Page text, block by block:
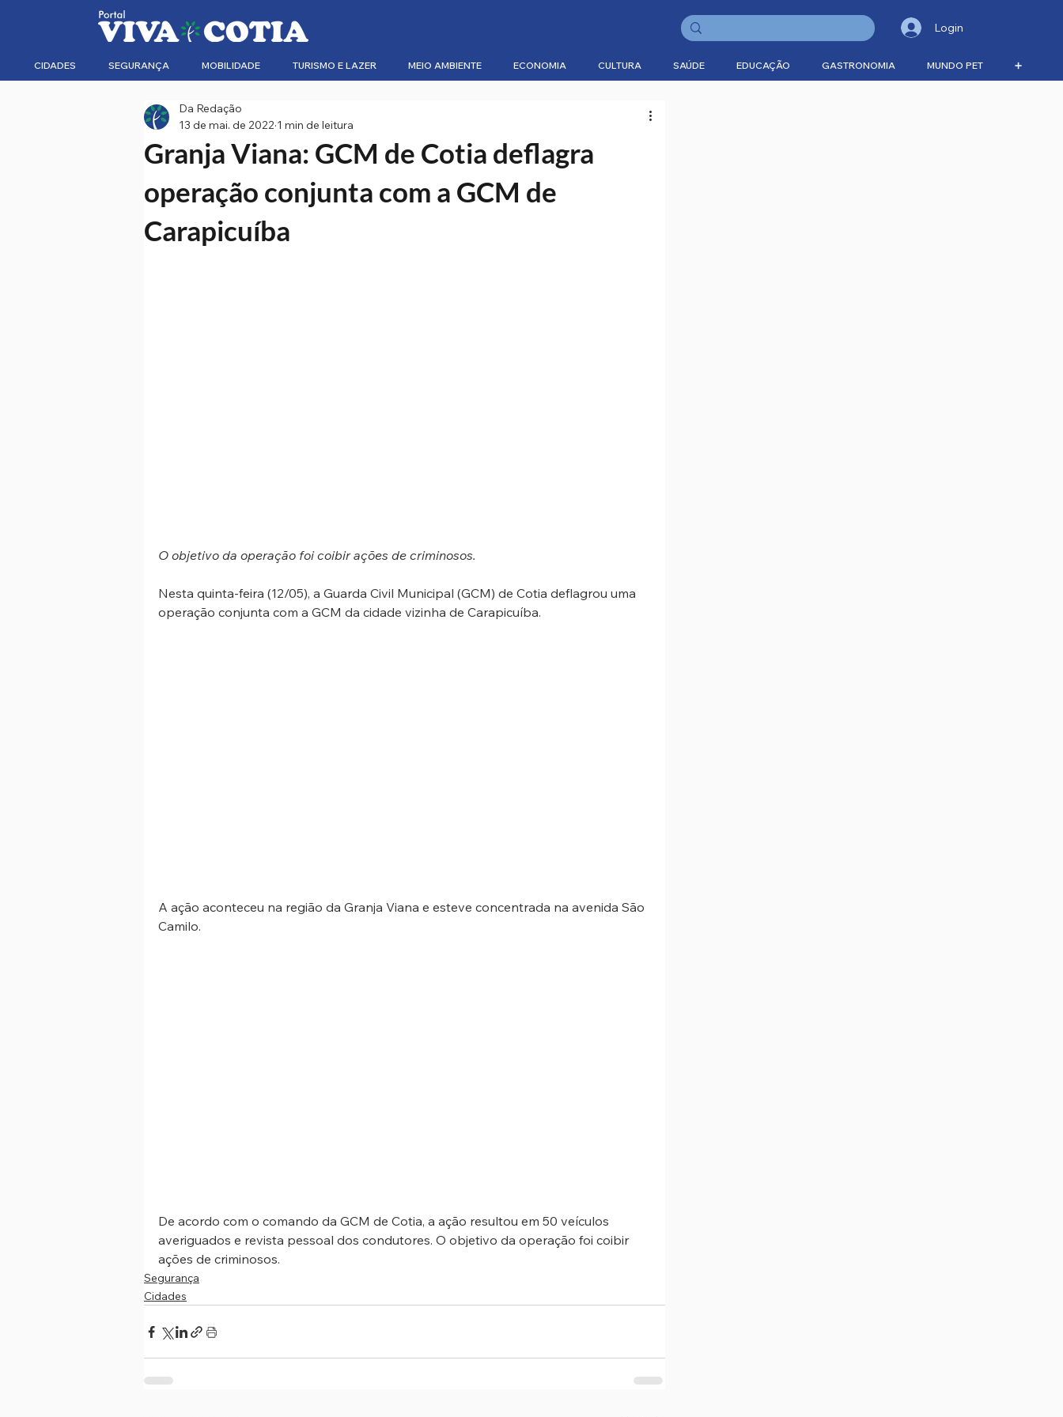
Login
CIDADES SEGURANÇA MOBILIDADE TURISMO E LAZER MEIO AMBIENTE ECONOMIA CULTURA SAÚDE EDUCAÇÃO GASTRONOMIA MUNDO PET ➕
Granja Viana: GCM de Cotia deflagra
operação conjunta com a GCM de
Carapicuíba
Da Redação
13 de mai. de 2022 1 min de leitura
O objetivo da operação foi coibir ações de criminosos.
Nesta quinta-feira (12/05), a Guarda Civil Municipal (GCM) de Cotia deflagrou uma
operação conjunta com a GCM da cidade vizinha de Carapicuíba.
A ação aconteceu na região da Granja Viana e esteve concentrada na avenida São
Camilo.
De acordo com o comando da GCM de Cotia, a ação resultou em 50 veículos
averiguados e revista pessoal dos condutores. O objetivo da operação foi coibir
ações de criminosos.
Segurança
Cidades